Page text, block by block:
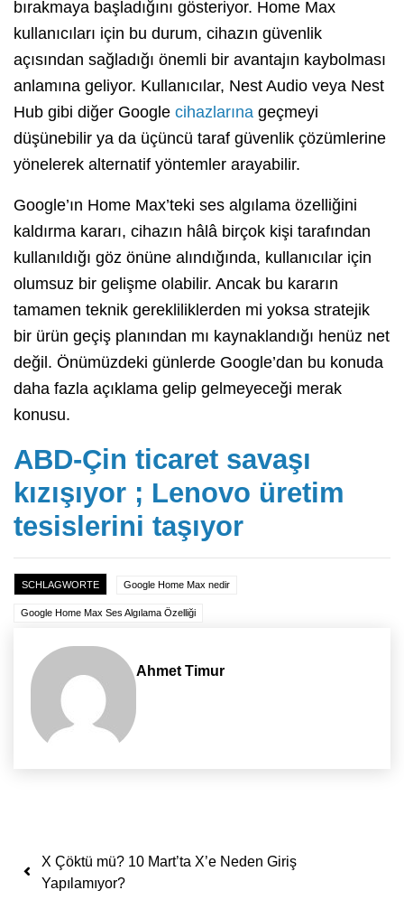
bırakmaya başladığını gösteriyor. Home Max
kullanıcıları için bu durum, cihazın güvenlik
açısından sağladığı önemli bir avantajın kaybolması
anlamına geliyor. Kullanıcılar, Nest Audio veya Nest
Hub gibi diğer Google cihazlarına geçmeyi
düşünebilir ya da üçüncü taraf güvenlik çözümlerine
yönelerek alternatif yöntemler arayabilir.
Google’ın Home Max’teki ses algılama özelliğini
kaldırma kararı, cihazın hâlâ birçok kişi tarafından
kullanıldığı göz önüne alındığında, kullanıcılar için
olumsuz bir gelişme olabilir. Ancak bu kararın
tamamen teknik gerekliliklerden mi yoksa stratejik
bir ürün geçiş planından mı kaynaklandığı henüz net
değil. Önümüzdeki günlerde Google’dan bu konuda
daha fazla açıklama gelip gelmeyeceği merak
konusu.
ABD-Çin ticaret savaşı
kızışıyor ; Lenovo üretim
tesislerini taşıyor
SCHLAGWORTE Google Home Max nedir
Google Home Max Ses Algılama Özelliği
Ahmet Timur
Yazı dolaşımı
X Çöktü mü? 10 Mart’ta X’e Neden Giriş
Yapılamıyor?